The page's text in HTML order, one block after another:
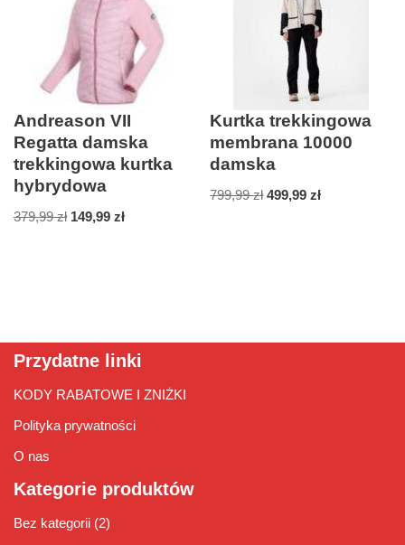
Andreason VII
Regatta damska
trekkingowa kurtka
hybrydowa
379,99zł 149,99 zł
Kurtka trekkingowa
membrana 10000
damska
799,99zł 499,99zł
Przydatne linki
KODY RABATOWE I ZNIŻKI
Polityka prywatności
O nas
Kategorie produktów
Bez kategorii (2)